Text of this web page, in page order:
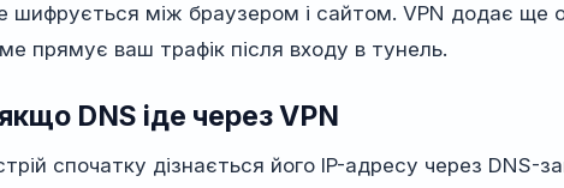
шифрується між браузером і сайтом. VPN додає ще
прямує ваш трафік після входу в тунель.
DNS іде через VPN
спочатку дізнається його IP-адресу через DNS-